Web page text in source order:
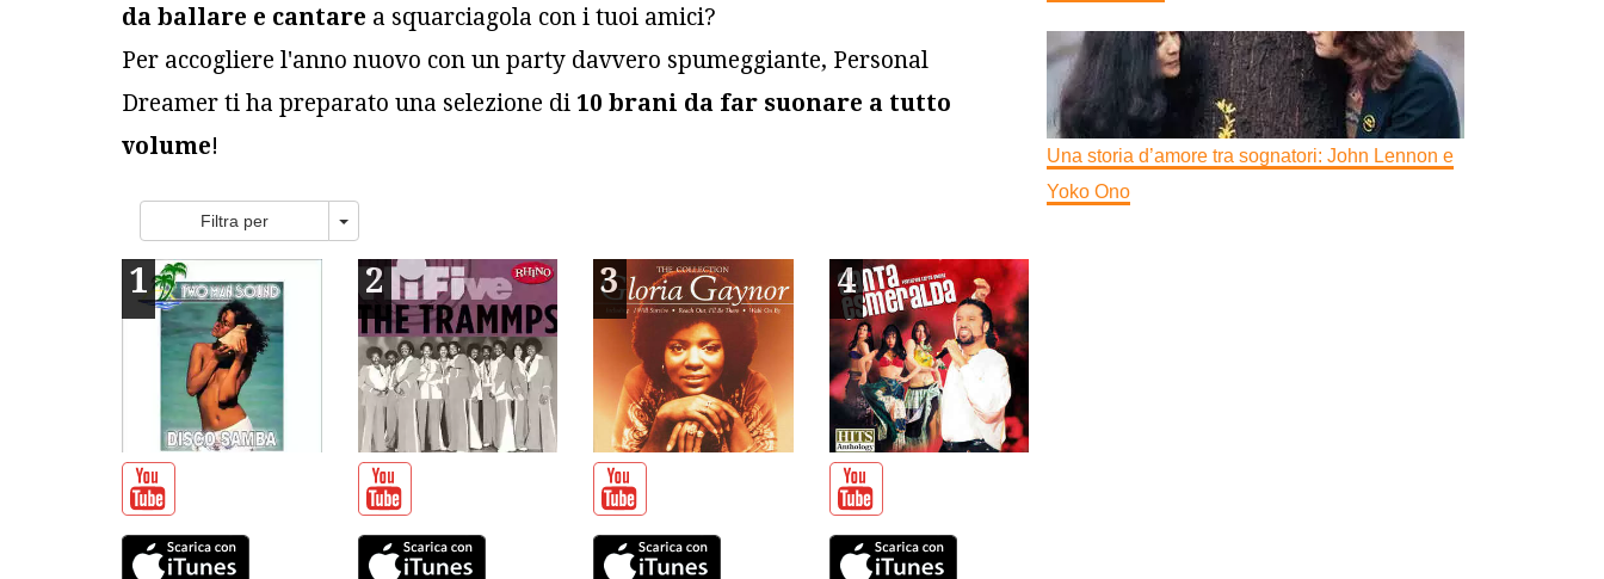
da ballare e cantare a squarciagola con i tuoi amici?
Per accogliere l'anno nuovo con un party davvero spumeggiante, Personal
Dreamer ti ha preparato una selezione di 10 brani da far suonare a tutto
volume!
Filtra per Toggle Dropdown
1 2 3 4
Una storia d’amore tra sognatori: John Lennon e
Yoko Ono